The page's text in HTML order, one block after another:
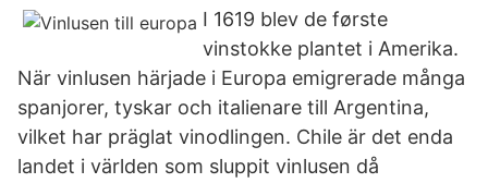
I 1619 blev de første
vinstokke plantet i Amerika.
När vinlusen härjade i Europa emigrerade många
spanjorer, tyskar och italienare till Argentina,
vilket har präglat vinodlingen. Chile är det enda
landet i världen som sluppit vinlusen då